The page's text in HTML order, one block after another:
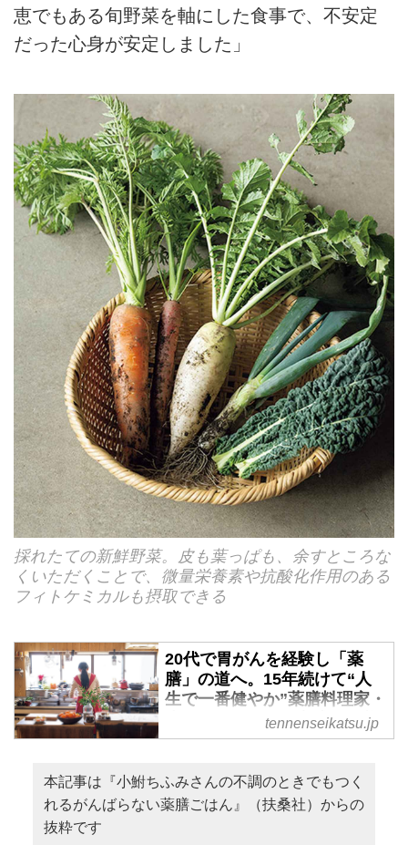
恵でもある旬野菜を軸にした食事で、不安定
だった心身が安定しました」
採れたての新鮮野菜。皮も葉っぱも、余すところな
くいただくことで、微量栄養素や抗酸化作用のある
フィトケミカルも摂取できる
20代で胃がんを経験し「薬
膳」の道へ。15年続けて“人
生で一番健やか”薬膳料理家・
小鮒ちふみさんが実践する養
生と土に触れる暮らし - 天然
栃木県那珂川町の古民家に暮ら
し、夫とともに在来固定種の野菜
tennenseikatsu.jp
本記事は『小鮒ちふみさんの不調のときでもつく
れるがんばらない薬膳ごはん』（扶桑社）からの
抜粋です